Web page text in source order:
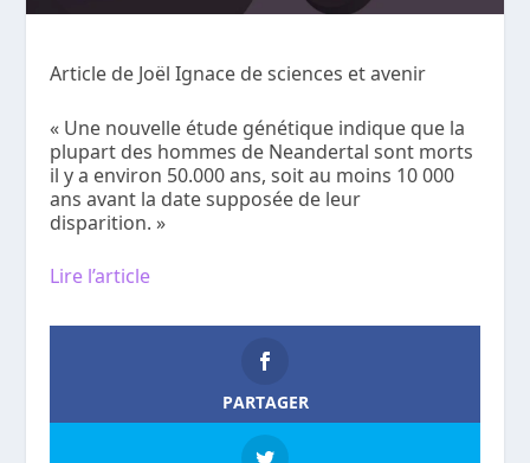
Article de Joël Ignace de sciences et avenir
« Une nouvelle étude génétique indique que la
plupart des hommes de Neandertal sont morts
il y a environ 50.000 ans, soit au moins 10 000
ans avant la date supposée de leur
disparition. »
Lire l’article
PARTAGER